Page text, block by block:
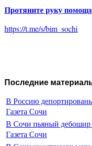
Протяните руку
https://t.me/s/bim_sochi
Последние
В Россию
Газета Сочи
В Сочи пьяный дебошир
Газета Сочи